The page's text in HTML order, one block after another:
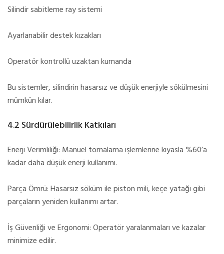
Silindir sabitleme ray sistemi
Ayarlanabilir destek kızakları
Operatör kontrollü uzaktan kumanda
Bu sistemler, silindirin hasarsız ve düşük enerjiyle sökülmesini
mümkün kılar.
4.2 Sürdürülebilirlik Katkıları
Enerji Verimliliği: Manuel tornalama işlemlerine kıyasla %60’a
kadar daha düşük enerji kullanımı.
Parça Ömrü: Hasarsız söküm ile piston mili, keçe yatağı gibi
parçaların yeniden kullanımı artar.
İş Güvenliği ve Ergonomi: Operatör yaralanmaları ve kazalar
minimize edilir.